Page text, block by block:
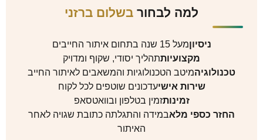
למה לבחור בשלום ברזני
ניסיוןמעל 15 שנה בתחום איתור החייבים
מקצועיותתהליך יסודי, שקוף ומדויק
טכנולוגיהמיטב הטכנולוגיות והמשאבים לאיתור החייב
שירות אישיעדכונים שוטפים לכל לקוח
זמינותזמין בטלפון ובוואטסאפ
החזר כספי מלאבמידה והתגלתה כתובת שגויה לאחר
האיתור